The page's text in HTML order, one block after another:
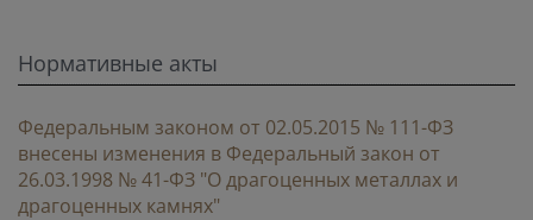
Нормативные акты
Федеральным законом от 02.05.2015 № 111-ФЗ
внесены изменения в Федеральный закон от
26.03.1998 № 41-ФЗ "О драгоценных металлах и
драгоценных камнях"